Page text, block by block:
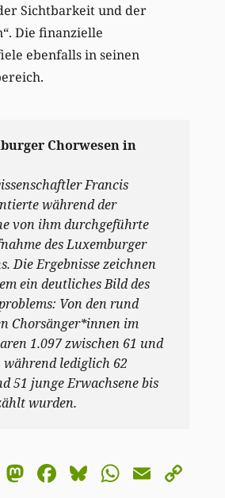
Sichtbarkeit und der
Die finanzielle
ebenfalls in seinen
Chorwesen in
Francis
während der
von ihm durchgeführte
des Luxemburger
Die Ergebnisse zeichnen
ein deutliches Bild des
Von den rund
Chorsänger*innen im
1.097 zwischen 61 und
während lediglich 62
51 junge Erwachsene bis
wurden.
Mastodon
Facebook
BlueskyEmail